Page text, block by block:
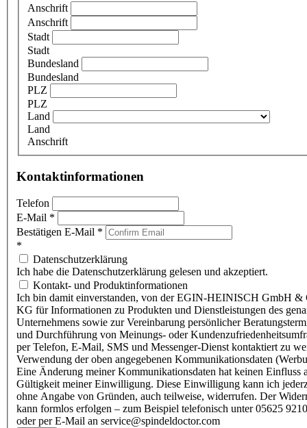
Anschrift
Anschrift
Stadt
Stadt
Bundesland
Bundesland
PLZ
PLZ
Land
Land
Anschrift
Kontaktinformationen
Telefon
E-Mail *
Bestätigen E-Mail *
*
Datenschutzerklärung
Ich habe die Datenschutzerklärung gelesen und akzeptiert.
Kontakt- und Produktinformationen
Ich bin damit einverstanden, von der EGIN-HEINISCH GmbH &
KG für Informationen zu Produkten und Dienstleistungen des
Unternehmens sowie zur Vereinbarung persönlicher
und Durchführung von Meinungs- oder
per Telefon, E-Mail, SMS und Messenger-Dienst kontaktiert zu
Verwendung der oben angegebenen Kommunikationsdaten
Eine Änderung meiner Kommunikationsdaten hat keinen Einfluss
Gültigkeit meiner Einwilligung. Diese Einwilligung kann ich
ohne Angabe von Gründen, auch teilweise, widerrufen. Der
kann formlos erfolgen – zum Beispiel telefonisch unter 05625
oder per E-Mail an service@spindeldoctor.com